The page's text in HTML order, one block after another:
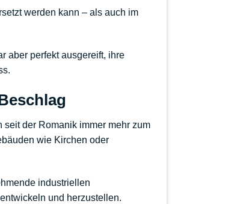
werden kann – als auch im
aber perfekt ausgereift, ihre
der Romanik immer mehr zum
wie Kirchen oder
industriellen
und herzustellen.